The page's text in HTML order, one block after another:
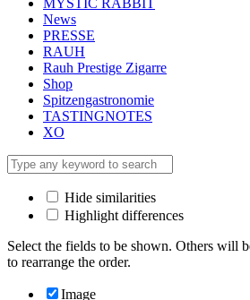
MYSTIC RABBIT
News
PRESSE
RAUH
Rauh Prestige Zigarre
Shop
Spitzengastronomie
TASTINGNOTES
XO
Hide similarities
Highlight differences
Select the fields to be shown. Others will
to rearrange the order.
Image